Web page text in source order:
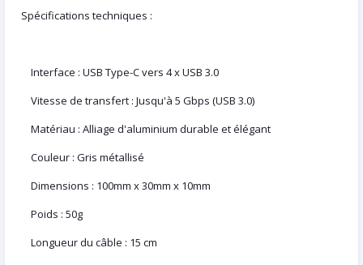
Spécifications techniques :
Interface : USB Type-C vers 4 x USB 3.0
Vitesse de transfert : Jusqu'à 5 Gbps (USB 3.0)
Matériau : Alliage d'aluminium durable et élégant
Couleur : Gris métallisé
Dimensions : 100mm x 30mm x 10mm
Poids : 50g
Longueur du câble : 15 cm